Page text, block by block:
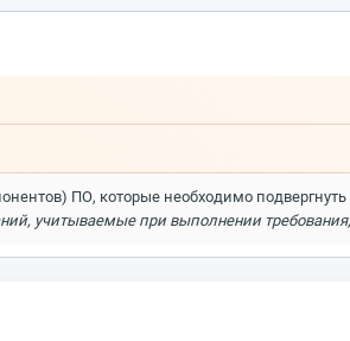
ПО, которые необходимо
учитываемые при выполнении